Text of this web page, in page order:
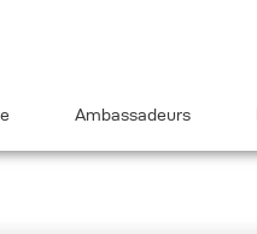
Ambassadeurs